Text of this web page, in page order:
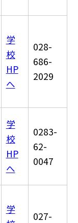
学
校
HP
へ
028-
686-
2029
学
校
HP
へ
0283-
62-
0047
学
027-